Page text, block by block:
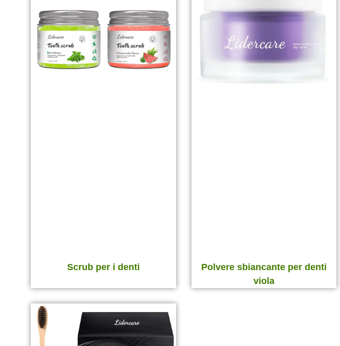
Scrub per i denti
Polvere sbiancante per denti
viola